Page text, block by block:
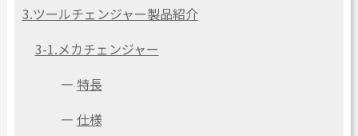
3.ツールチェンジャー製品紹介
3-1.メカチェンジャー
― 特長
― 仕様